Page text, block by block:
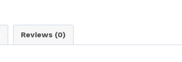
Reviews (0)